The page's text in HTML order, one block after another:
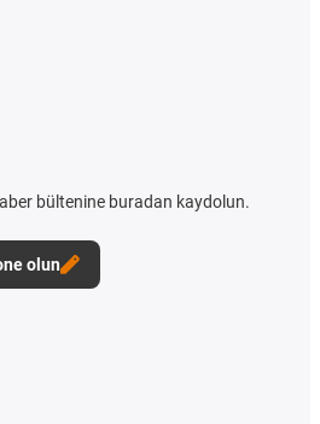
bültenine buradan kaydolun.
olun